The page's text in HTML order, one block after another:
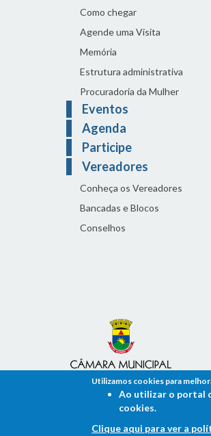
Como chegar
Agende uma Visita
Memória
Estrutura administrativa
Procuradoria da Mulher
Eventos
Agenda
Participe
Vereadores
Conheça os Vereadores
Bancadas e Blocos
Conselhos
Utilizamos cookies para
Ao utilizar o portal
cookies.
Clique aqui para ver a